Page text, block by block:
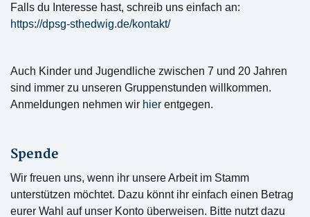
Falls du Interesse hast, schreib uns einfach an:
https://dpsg-sthedwig.de/kontakt/
Auch Kinder und Jugendliche zwischen 7 und 20 Jahren
sind immer zu unseren Gruppenstunden willkommen.
Anmeldungen nehmen wir hier entgegen.
Spende
Wir freuen uns, wenn ihr unsere Arbeit im Stamm
unterstützen möchtet. Dazu könnt ihr einfach einen Betrag
eurer Wahl auf unser Konto überweisen. Bitte nutzt dazu